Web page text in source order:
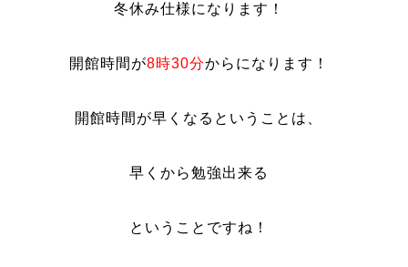
冬休み仕様になります！
開館時間が8時30分からになります！
開館時間が早くなるということは、
早くから勉強出来る
ということですね！